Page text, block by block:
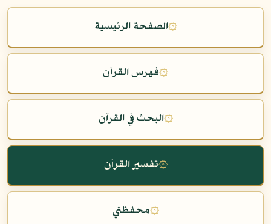
۞الصفحة الرئيسية
۞فهرس القرآن
۞البحث في القرآن
۞تفسير القرآن
۞محفظتي